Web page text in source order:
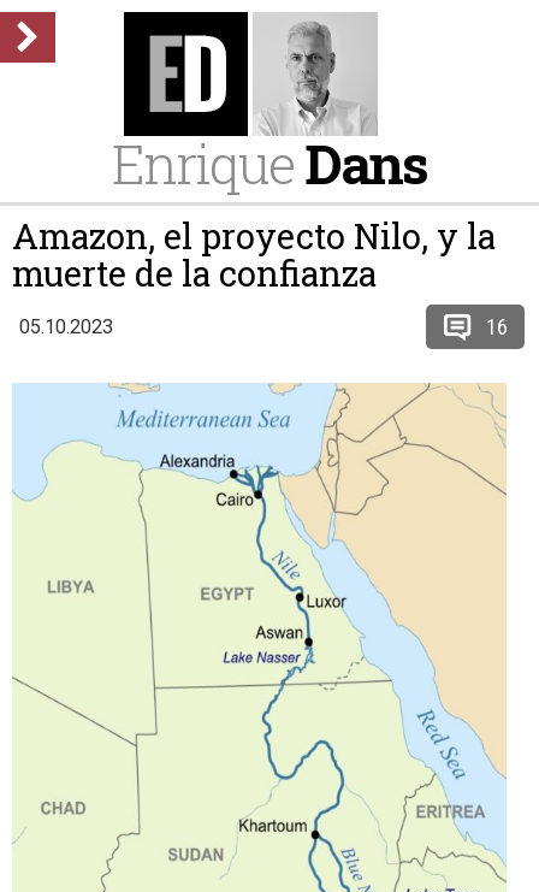
EnriqueDans
Amazon, el proyecto Nilo, y la
muerte de la confianza
05.10.2023 16